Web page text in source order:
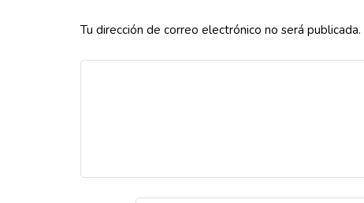
Tu dirección de correo electrónico no será publicada.